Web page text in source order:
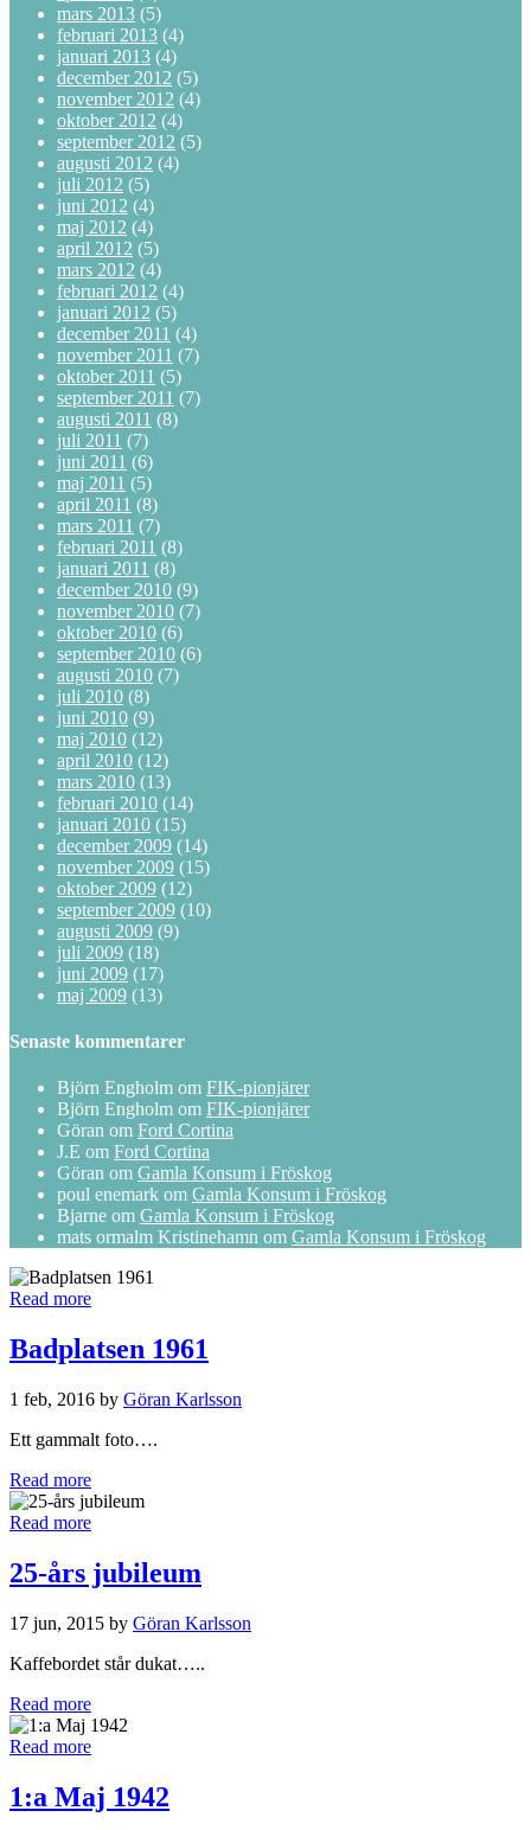
mars 2013 (5)
februari 2013 (4)
januari 2013 (4)
december 2012 (5)
november 2012 (4)
oktober 2012 (4)
september 2012 (5)
augusti 2012 (4)
juli 2012 (5)
juni 2012 (4)
maj 2012 (4)
april 2012 (5)
mars 2012 (4)
februari 2012 (4)
januari 2012 (5)
december 2011 (4)
november 2011 (7)
oktober 2011 (5)
september 2011 (7)
augusti 2011 (8)
juli 2011 (7)
juni 2011 (6)
maj 2011 (5)
april 2011 (8)
mars 2011 (7)
februari 2011 (8)
januari 2011 (8)
december 2010 (9)
november 2010 (7)
oktober 2010 (6)
september 2010 (6)
augusti 2010 (7)
juli 2010 (8)
juni 2010 (9)
maj 2010 (12)
april 2010 (12)
mars 2010 (13)
februari 2010 (14)
januari 2010 (15)
december 2009 (14)
november 2009 (15)
oktober 2009 (12)
september 2009 (10)
augusti 2009 (9)
juli 2009 (18)
juni 2009 (17)
maj 2009 (13)
Senaste kommentarer
Björn Engholm om FIK-pionjärer
Björn Engholm om FIK-pionjärer
Göran om Ford Cortina
J.E om Ford Cortina
Göran om Gamla Konsum i Fröskog
poul enemark om Gamla Konsum i Fröskog
Bjarne om Gamla Konsum i Fröskog
mats ormalm Kristinehamn om Gamla Konsum i Fröskog
Read more
Badplatsen 1961
1 feb, 2016 by Göran Karlsson
Ett gammalt foto….
Read more
Read more
25-års jubileum
17 jun, 2015 by Göran Karlsson
Kaffebordet står dukat…..
Read more
Read more
1:a Maj 1942